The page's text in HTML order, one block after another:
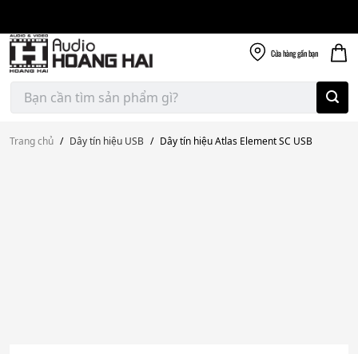
content
Cửa hànggần bạn
Tìm
kiếm:
Trang chủ / Dây tín hiệu USB / Dây tín hiệu Atlas Element SC USB